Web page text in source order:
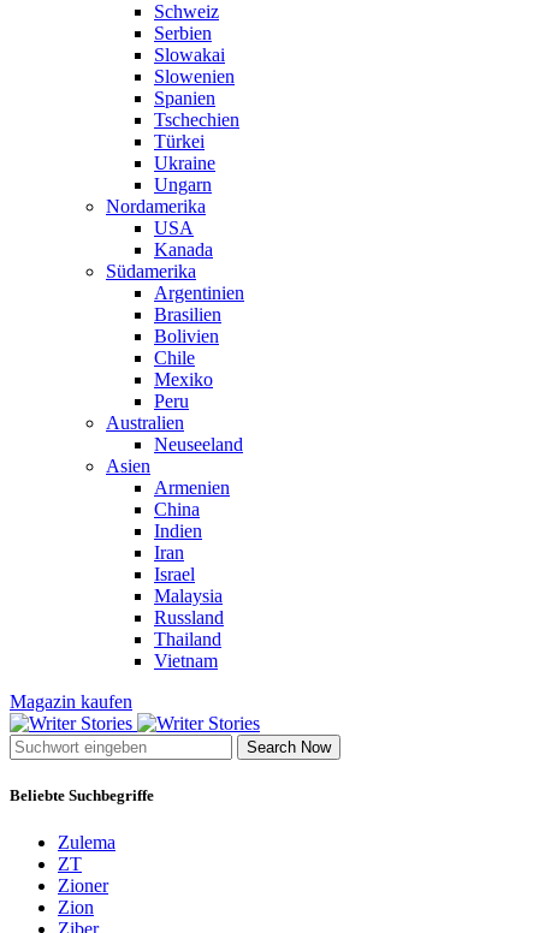
Schweiz
Serbien
Slowakai
Slowenien
Spanien
Tschechien
Türkei
Ukraine
Ungarn
Nordamerika
USA
Kanada
Südamerika
Argentinien
Brasilien
Bolivien
Chile
Mexiko
Peru
Australien
Neuseeland
Asien
Armenien
China
Indien
Iran
Israel
Malaysia
Russland
Thailand
Vietnam
Magazin kaufen
Search Now
Beliebte Suchbegriffe
Zulema
ZT
Zioner
Zion
Ziber